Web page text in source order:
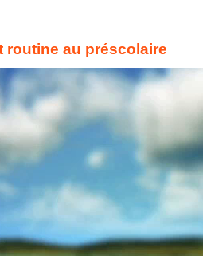
routine au préscolaire